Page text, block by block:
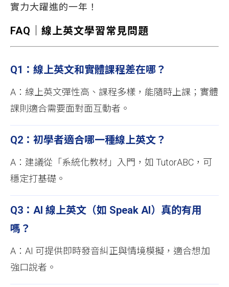
實力大躍進的一年！
FAQ ｜線上英文學習常見問題
Q1：線上英文和實體課程差在哪？
A：線上英文彈性高、課程多樣，能隨時上課；實體
課則適合需要面對面互動者。
Q2：初學者適合哪一種線上英文？
A：建議從「系統化教材」入門，如 TutorABC，可
穩定打基礎。
Q3：AI 線上英文（如 Speak AI）真的有用
嗎？
A：AI 可提供即時發音糾正與情境模擬，適合想加
強口說者。